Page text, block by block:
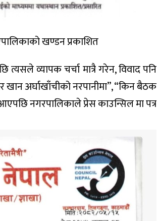
खण्डन प्रकाशित
व्यापक चर्चा मात्रै गरेन, विवाद पनि
खान अर्घाखाँचीको नरपानीमा”, “किन बैठक
नगरपालिकाले प्रेस काउन्सिल मा पत्र